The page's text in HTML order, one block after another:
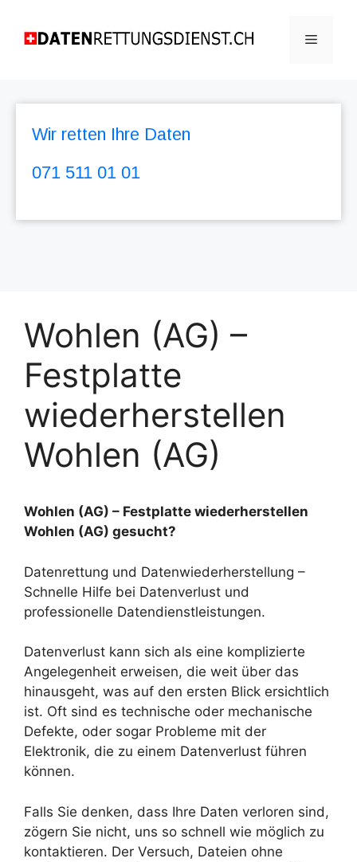
Wir retten Ihre Daten
071 511 01 01
Wohlen (AG) –
Festplatte
wiederherstellen
Wohlen (AG)
Wohlen (AG) – Festplatte wiederherstellen
Wohlen (AG) gesucht?
Datenrettung und Datenwiederherstellung –
Schnelle Hilfe bei Datenverlust und
professionelle Datendienstleistungen.
Datenverlust kann sich als eine komplizierte
Angelegenheit erweisen, die weit über das
hinausgeht, was auf den ersten Blick ersichtlich
ist. Oft sind es technische oder mechanische
Defekte, oder sogar Probleme mit der
Elektronik, die zu einem Datenverlust führen
können.
Falls Sie denken, dass Ihre Daten verloren sind,
zögern Sie nicht, uns so schnell wie möglich zu
kontaktieren. Der Versuch, Dateien ohne